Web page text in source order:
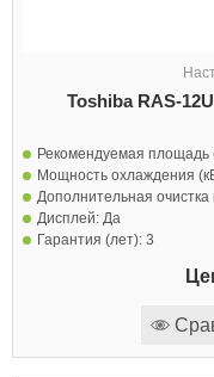
Toshiba RAS-
Рекомендуемая площадь
Мощность охлаждения
Дополнительная очистка
Дисплей: Да
Гарантия (лет): 3